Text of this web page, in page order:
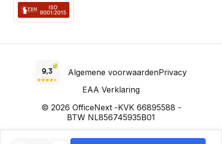
Algemene voorwaardenPrivacy
EAA Verklaring
© 2026 OfficeNext -KVK 66895588 -
BTW NL856745935B01
Prijzen incl. BTW, voor zakelijke klanten excl. BTW. Prijzen kunnen